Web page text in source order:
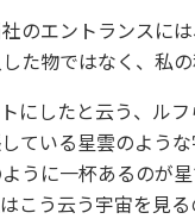
のエントランスに
た物ではなく、私
にしたと云う、ル
ている星雲のよう
うに一杯あるのが
こう云う宇宙を見